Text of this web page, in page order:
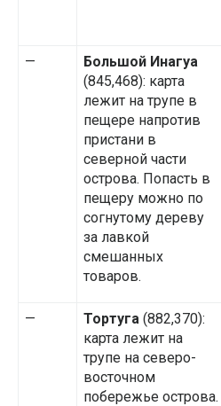
—
Большой Инагуа
(845,468): карта
лежит на трупе в
пещере напротив
пристани в
северной части
острова. Попасть в
пещеру можно по
согнутому дереву
за лавкой
смешанных
товаров.
—
Тортуга (882,370):
карта лежит на
трупе на северо-
восточном
побережье острова.